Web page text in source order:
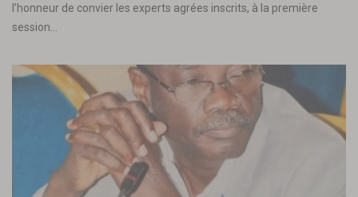
l’honneur de convier les experts agrées inscrits, à la première
session…